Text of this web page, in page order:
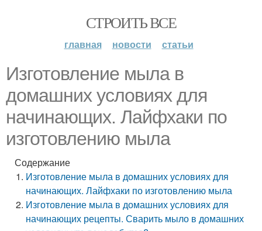
СТРОИТЬ ВСЕ
главная новости статьи
Изготовление мыла в
домашних условиях для
начинающих. Лайфхаки по
изготовлению мыла
Содержание
Изготовление мыла в домашних условиях для
начинающих. Лайфхаки по изготовлению мыла
Изготовление мыла в домашних условиях для
начинающих рецепты. Сварить мыло в домашних